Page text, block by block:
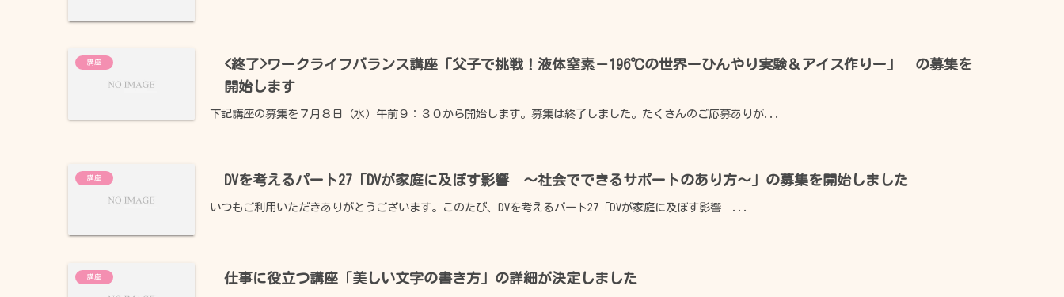
"らぽーるひたち"
交通アクセス
貸出事業
講座
<終了>ワークライフバランス講座「父子で挑戦！液体窒素－196℃の世界ーひんやり実験＆アイス作りー」 の募集を
開始します
下記講座の募集を７月８日（水）午前９：３０から開始します。募集は終了しました。たくさんのご応募ありが...
講座 DVを考えるパート27「DVが家庭に及ぼす影響 ～社会でできるサポートのあり方～」の募集を開始しました
いつもご利用いただきありがとうございます。このたび、DVを考えるパート27「DVが家庭に及ぼす影響 ...
講座 仕事に役立つ講座「美しい文字の書き方」の詳細が決定しました